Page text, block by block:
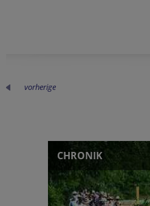
vorherige
CHRONIK